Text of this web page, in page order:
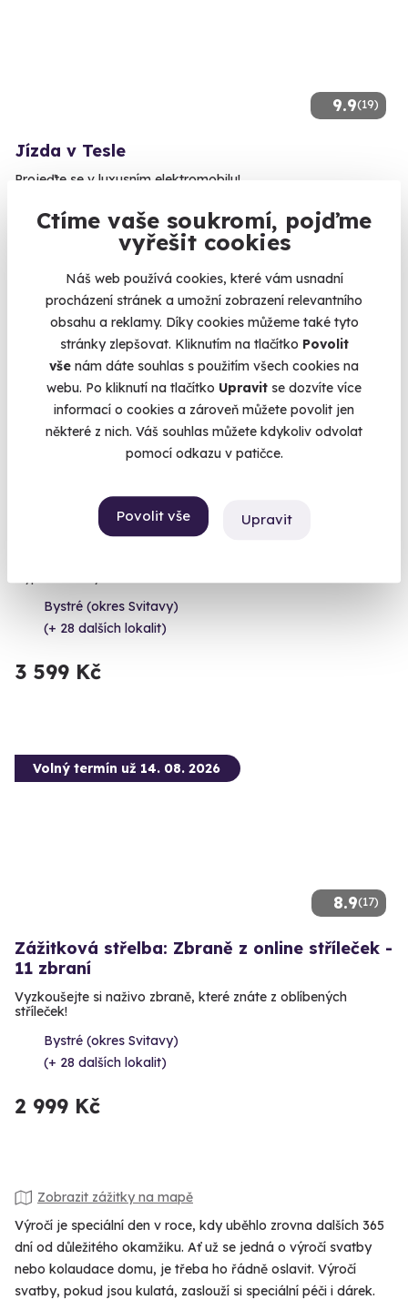
Ctíme vaše soukromí, pojďme
vyřešit cookies
Náš web používá cookies, které vám usnadní
procházení stránek a umožní zobrazení relevantního
obsahu a reklamy. Díky cookies můžeme také tyto
stránky zlepšovat. Kliknutím na tlačítko Povolit
vše nám dáte souhlas s použitím všech cookies na
webu. Po kliknutí na tlačítko Upravit se dozvíte více
informací o cookies a zároveň můžete povolit jen
některé z nich. Váš souhlas můžete kdykoliv odvolat
pomocí odkazu v patičce.
Povolit vše Upravit
9.9(19)
Jízda v Tesle
Projeďte se v luxusním elektromobilu!
Pardubice (+ 6 dalších lokalit)
Volný termín už 11. 08. 2026
Zážitková střelba: Nejsilnější zbraně - 7
Bystré (okres Svitavy)
(+ 28 dalších lokalit)
3 599 Kč
8.9(17)
Volný termín už 14. 08. 2026
Zážitková střelba: Zbraně z online stříleček -
11 zbraní
Vyzkoušejte si naživo zbraně, které znáte z oblíbených
stříleček!
Bystré (okres Svitavy)
(+ 28 dalších lokalit)
2 999 Kč
Zobrazit zážitky na mapě
Výročí je speciální den v roce, kdy uběhlo zrovna dalších 365
dní od důležitého okamžiku. Ať už se jedná o výročí svatby
nebo kolaudace domu, je třeba ho řádně oslavit. Výročí
svatby, pokud jsou kulatá, zaslouží si speciální péči i dárek.